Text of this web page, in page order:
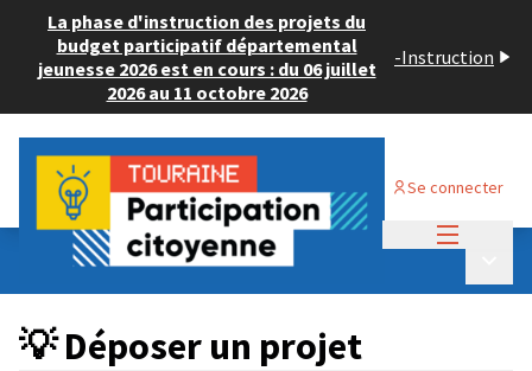
La phase d'instruction des projets du
budget participatif départemental
jeunesse 2026 est en cours : du 06 juillet
2026 au 11 octobre 2026
-Instruction
Se connecter
Budget Participatif ADULTE 2024
💡 Déposer un projet
💡 Déposer un projet